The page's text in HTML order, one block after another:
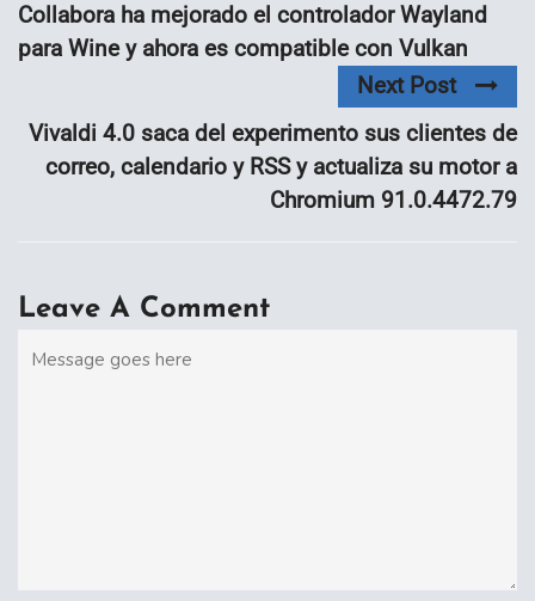
Collabora ha mejorado el controlador Wayland
para Wine y ahora es compatible con Vulkan
Next Post
Vivaldi 4.0 saca del experimento sus clientes de
correo, calendario y RSS y actualiza su motor a
Chromium 91.0.4472.79
Leave A Comment